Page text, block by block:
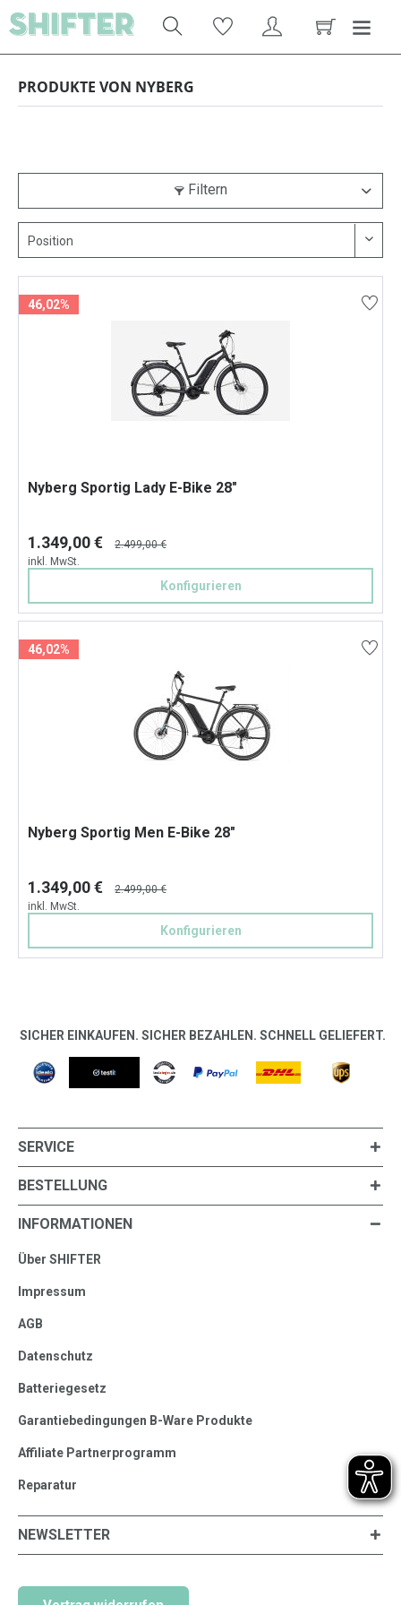
PRODUKTE VON NYBERG
Filtern
46,02%
Nyberg Sportig Lady E-Bike 28"
1.349,00 €
2.499,00 €
inkl. MwSt.
Konfigurieren
46,02%
Nyberg Sportig Men E-Bike 28"
1.349,00 €
2.499,00 €
inkl. MwSt.
Konfigurieren
SICHER EINKAUFEN. SICHER BEZAHLEN. SCHNELL GELIEFERT.
SERVICE
BESTELLUNG
INFORMATIONEN
Über SHIFTER
Impressum
AGB
Datenschutz
Batteriegesetz
Garantiebedingungen B-Ware Produkte
Affiliate Partnerprogramm
Reparatur
NEWSLETTER